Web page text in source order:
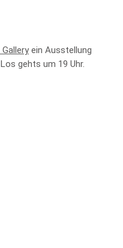
ein Ausstellung
gehts um 19 Uhr.